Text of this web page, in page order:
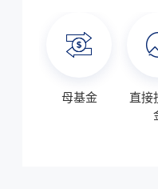
母基金
直接